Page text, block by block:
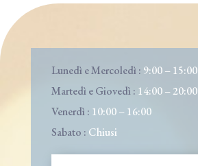
Lunedì e Mercoledì : 9:00 – 15:00
Martedì e Giovedì : 14:00 – 20:00
Venerdì : 10:00 – 16:00
Sabato : Chiusi